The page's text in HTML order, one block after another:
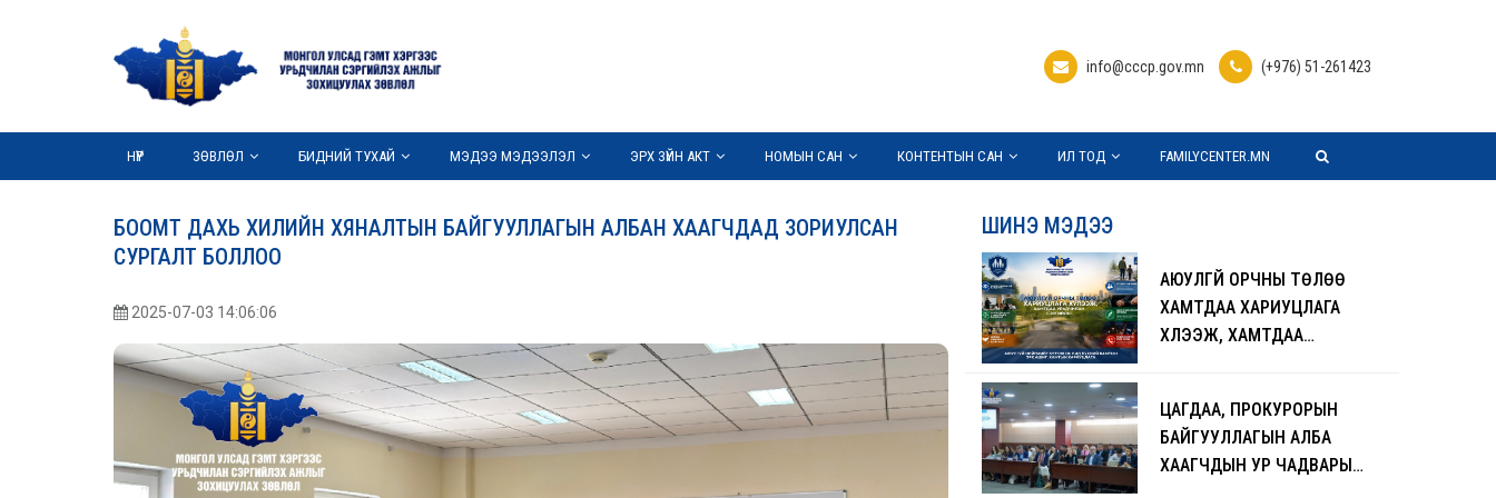
info@cccp.gov.mn (+976) 51-261423
НҮҮР ЗӨВЛӨЛ БИДНИЙ ТУХАЙ МЭДЭЭ МЭДЭЭЛЭЛ ЭРХ ЗҮЙН АКТ НОМЫН САН КОНТЕНТЫН САН ИЛ ТОД FAMILYCENTER.MN
БООМТ ДАХЬ ХИЛИЙН ХЯНАЛТЫН БАЙГУУЛЛАГЫН АЛБАН ХААГЧДАД ЗОРИУЛСАН
СУРГАЛТ БОЛЛОО
2025-07-03 14:06:06
ШИНЭ МЭДЭЭ
АЮУЛГҮЙ ОРЧНЫ ТӨЛӨӨ
ХАМТДАА ХАРИУЦЛАГА
ХҮЛЭЭЖ, ХАМТДАА
ЦАГДАА, ПРОКУРОРЫН
БАЙГУУЛЛАГЫН АЛБА
ХААГЧДЫН УР ЧАДВАРЫГ